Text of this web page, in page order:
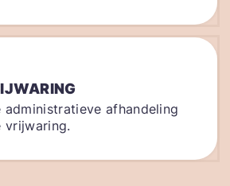
administratieve afhandeling
vrijwaring.